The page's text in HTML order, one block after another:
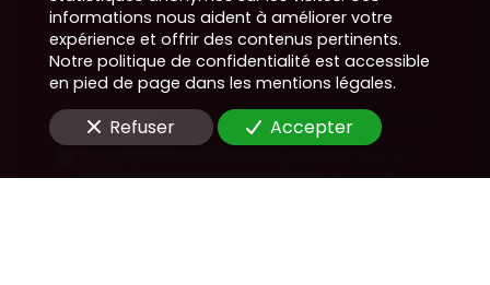
Message
informations saisies soient utilisées pour me
informations nous aident à améliorer votre
expérience et offrir des contenus pertinents.
Notre politique de confidentialité est accessible
en pied de page dans les mentions légales.
Refuser Accepter